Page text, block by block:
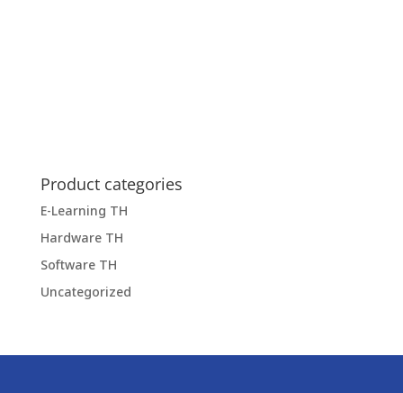
Product categories
E-Learning TH
Hardware TH
Software TH
Uncategorized